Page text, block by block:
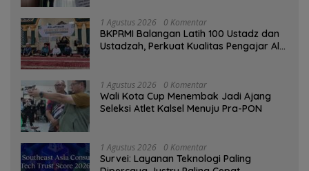
1 Agustus 2026 0 Komentar
BKPRMI Balangan Latih 100 Ustadz dan
Ustadzah, Perkuat Kualitas Pengajar Al-
1 Agustus 2026 0 Komentar
Wali Kota Cup Menembak Jadi Ajang
Seleksi Atlet Kalsel Menuju Pra-PON
1 Agustus 2026 0 Komentar
Survei: Layanan Teknologi Paling